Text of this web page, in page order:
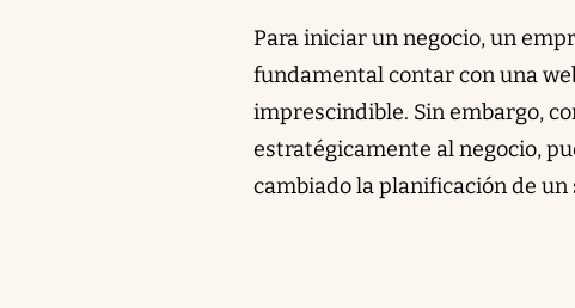
Para iniciar un negocio, un
fundamental contar con una
imprescindible. Sin embargo,
estratégicamente al negocio,
cambiado la planificación de